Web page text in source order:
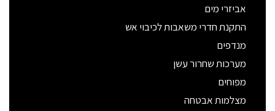
אביזרי מים
התקנת חדרי משאבות לכיבוי אש
מנדפים
מערכות שחרור עשן
מפוחים
מצלמות אבטחה